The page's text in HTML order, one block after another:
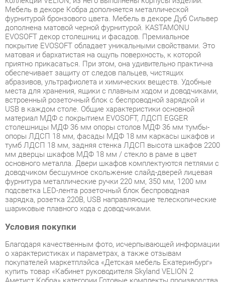
покрытие EVOSOFT обладает уникальными свойствами. Это
матовая и бархатистая на ощупь поверхность, к которой
приятно прикасаться. При этом, она удивительно практична
обеспечивает защиту от следов пальцев, чистящих
абразивов, ультрафиолета и химических веществ. Удобные
места для хранения, ящики с плавным ходом и доводчиками,
встроенный розеточный блок с беспроводной зарядкой и
USB в каждом столе. Общие характеристики основной
материал МДФ с покрытием EVOSOFT, ЛДСП EGGER
столешницы МДФ 36 мм опоры столов МДФ 36 мм тумбы-
опоры ЛДСП 18 мм, фасады МДФ 18 мм каркасы шкафов и
тумб ЛДСП 18 мм, задняя стенка ЛДСП высота шкафов 2200
мм дверцы шкафов МДФ 18 мм / стекло в раме в цвет
основного металла. Двери шкафов комплектуются петлями с
доводчиком бесшумное скольжение слайд-дверей лицевая
фурнитура металлические ручки 220 мм, 350 мм, 1200 мм
подсветка LED-лента розеточный блок беспроводная
зарядка, розетка 220В, USB направляющие телескопические
шариковые плавного хода с доводчиками.
Условия покупки
Благодаря качественным фото, исчерпывающей информации
о характеристиках и параметрах, а также отзывам
купить товар «Кабинет руководителя Skyland VELION 2
Skyland с доставкой из Екатеринбурга по цене со скидкой и
гарантией от производителя не составит труда.
Мы отправляем заказы в доставку ежедневно. Товары из
ассортимента в наличии на складе в Екатеринбурге вы